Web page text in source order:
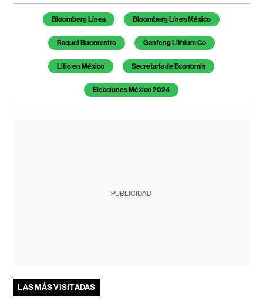
Temas de este artículo
Bloomberg Línea Bloomberg Línea México
Raquel Buenrostro Ganfeng Lithium Co
Litio en México Secretaría de Economía
Elecciones México 2024
PUBLICIDAD
LAS MÁS VISITADAS